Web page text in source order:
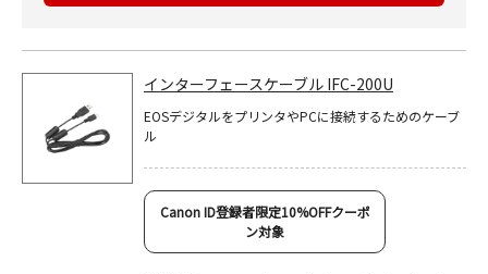
インターフェースケーブル IFC-200U
EOSデジタルをプリンタやPCに接続するためのケーブ
ル
Canon ID登録者限定10%OFFクーポ
ン対象